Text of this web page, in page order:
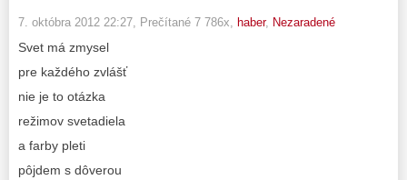
7. októbra 2012 22:27 , Prečítané 7 786x, haber, Nezaradené
Svet má zmysel
pre každého zvlášť
nie je to otázka
režimov svetadiela
a farby pleti
pôjdem s dôverou